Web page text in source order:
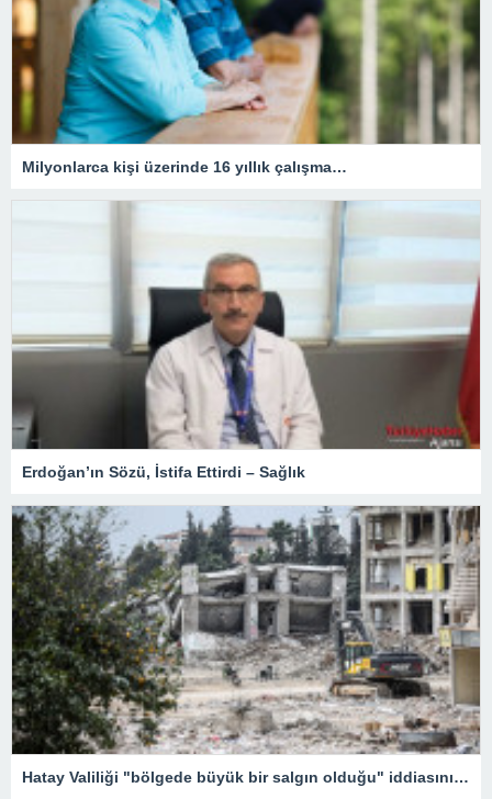
Milyonlarca kişi üzerinde 16 yıllık çalışma…
Erdoğan’ın Sözü, İstifa Ettirdi – Sağlık
Hatay Valiliği "bölgede büyük bir salgın olduğu" iddiasını yalanladı